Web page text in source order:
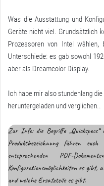
Was die Ausstattung und
Geräte nicht viel. Grundsätzlich
Prozessoren von Intel
Unterschiede: es gab sowohl
aber als Dreamcolor Display.
Ich habe mir also stundenlang
heruntergeladen und verglichen..
Zur Info: die Begriffe
Produktbezeichnung führen
entsprechenden PDF-
Konfigurationsmöglichkeiten es gibt,
und welche Ersatzteile es gibt.